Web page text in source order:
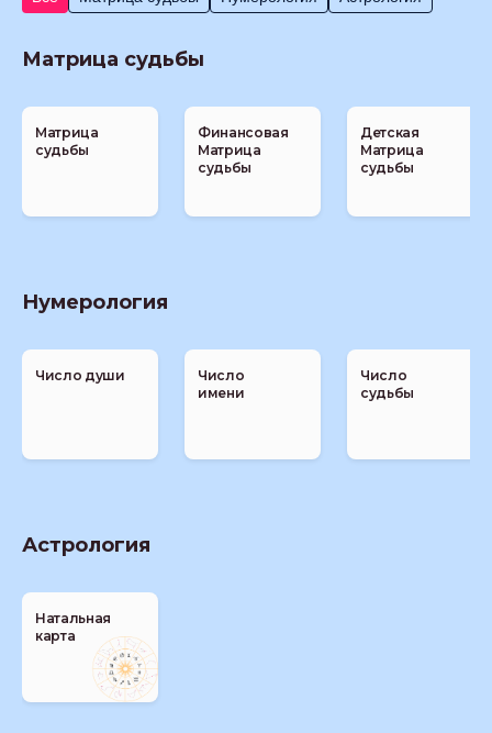
Матрица судьбы
Матрица
судьбы
Финансовая
Матрица
судьбы
Детская
Матрица
судьбы
Нумерология
Число души
Число
имени
Число
судьбы
Астрология
Натальная
карта